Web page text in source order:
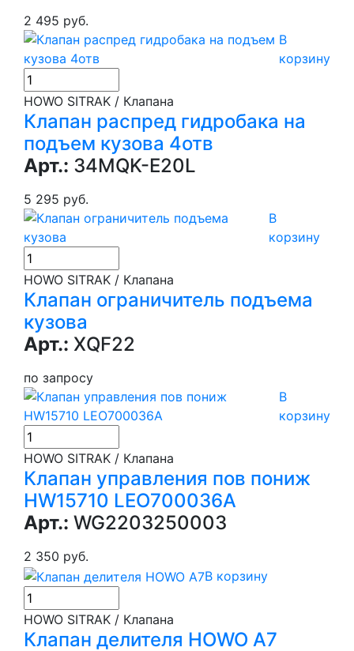
2 495 руб.
В
корзину
HOWO SITRAK / Клапана
Клапан распред гидробака на
подъем кузова 4отв
Арт.: 34MQK-E20L
5 295 руб.
В
корзину
HOWO SITRAK / Клапана
Клапан ограничитель подъема
кузова
Арт.: XQF22
по запросу
В
корзину
HOWO SITRAK / Клапана
Клапан управления пов пониж
HW15710 LEO700036A
Арт.: WG2203250003
2 350 руб.
В корзину
HOWO SITRAK / Клапана
Клапан делителя HOWO A7